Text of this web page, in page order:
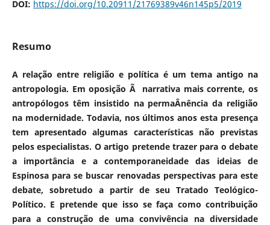
DOI: https://doi.org/10.20911/21769389v46n145p5/2019
Resumo
A relação entre religião e política é um tema antigo na
antropologia. Em oposição Ã narrativa mais corrente, os
antropólogos têm insistido na permaÂ­nência da religião
na modernidade. Todavia, nos últimos anos esta presença
tem apresentado algumas características não previstas
pelos especialistas. O artigo pretende trazer para o debate
a importância e a contemporaneidade das ideias de
Espinosa para se buscar renovadas perspectivas para este
debate, sobretudo a partir de seu Tratado Teológico-
Político. E pretende que isso se faça como contribuição
para a construção de uma convivência na diversidade